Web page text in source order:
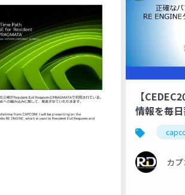
【
情報を毎
を支える自
カ